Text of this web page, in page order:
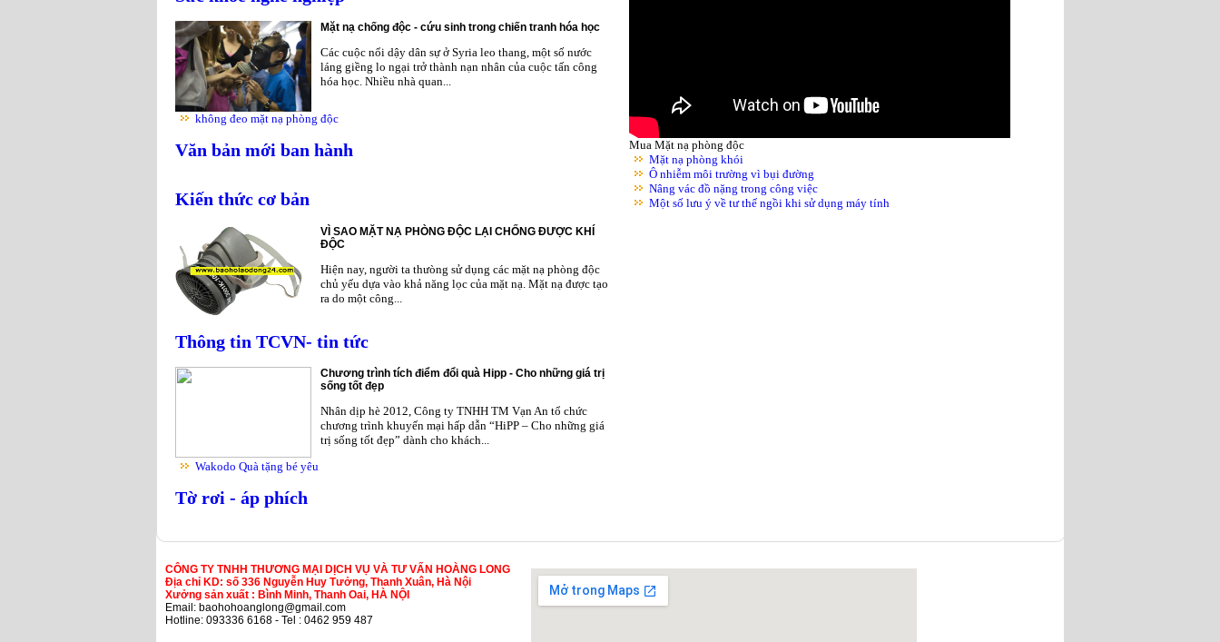
Mặt nạ chống độc - cứu sinh trong chiến tranh hóa học
Các cuộc nổi dậy dân sự ở Syria leo thang, một số nước
láng giềng lo ngại trở thành nạn nhân của cuộc tấn công
hóa học. Nhiều nhà quan...
không đeo mặt nạ phòng độc
Văn bản mới ban hành
Kiến thức cơ bản
VÌ SAO MẶT NẠ PHÒNG ĐỘC LẠI CHỐNG ĐƯỢC KHÍ
ĐỘC
Hiện nay, người ta thưòng sử dụng các mặt nạ phòng độc
chủ yếu dựa vào khả năng lọc của mặt nạ. Mặt nạ được tạo
ra do một công...
Thông tin TCVN- tin tức
Chương trình tích điểm đổi quà Hipp - Cho những giá trị
sống tốt đẹp
Nhân dịp hè 2012, Công ty TNHH TM Vạn An tổ chức
chương trình khuyến mại hấp dẫn “HiPP – Cho những giá
trị sống tốt đẹp” dành cho khách...
Wakodo Quà tặng bé yêu
Tờ rơi - áp phích
Mua Mặt nạ phòng độc
Mặt nạ phòng khói
Ô nhiễm môi trường vì bụi đường
Nâng vác đồ nặng trong công việc
Một số lưu ý về tư thế ngồi khi sử dụng máy tính
CÔNG TY TNHH THƯƠNG MẠI DỊCH VỤ VÀ TƯ VẤN HOÀNG LONG
Địa chỉ KD: số 336 Nguyễn Huy Tưởng, Thanh Xuân, Hà Nội
Xưởng sản xuất : Bình Minh, Thanh Oai, HÀ NỘI
Email: baohohoanglong@gmail.com
Hotline: 093336 6168 - Tel : 0462 959 487